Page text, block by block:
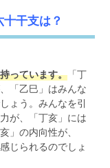
干支は？
っています。 「丁
「乙巳」はみんな
ょう。みんなを引
が、「丁亥」には
」の内向性が、
じられるのでしょ